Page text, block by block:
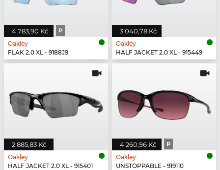
4 783,90 Kč P
Oakley
FLAK 2.0 XL - 9188J9
3 040,78 Kč
Oakley
HALF JACKET 2.0 XL - 915449
2 885,83 Kč
Oakley
HALF JACKET 2.0 XL - 915401
4 260,96 Kč P
Oakley
UNSTOPPABLE - 919110